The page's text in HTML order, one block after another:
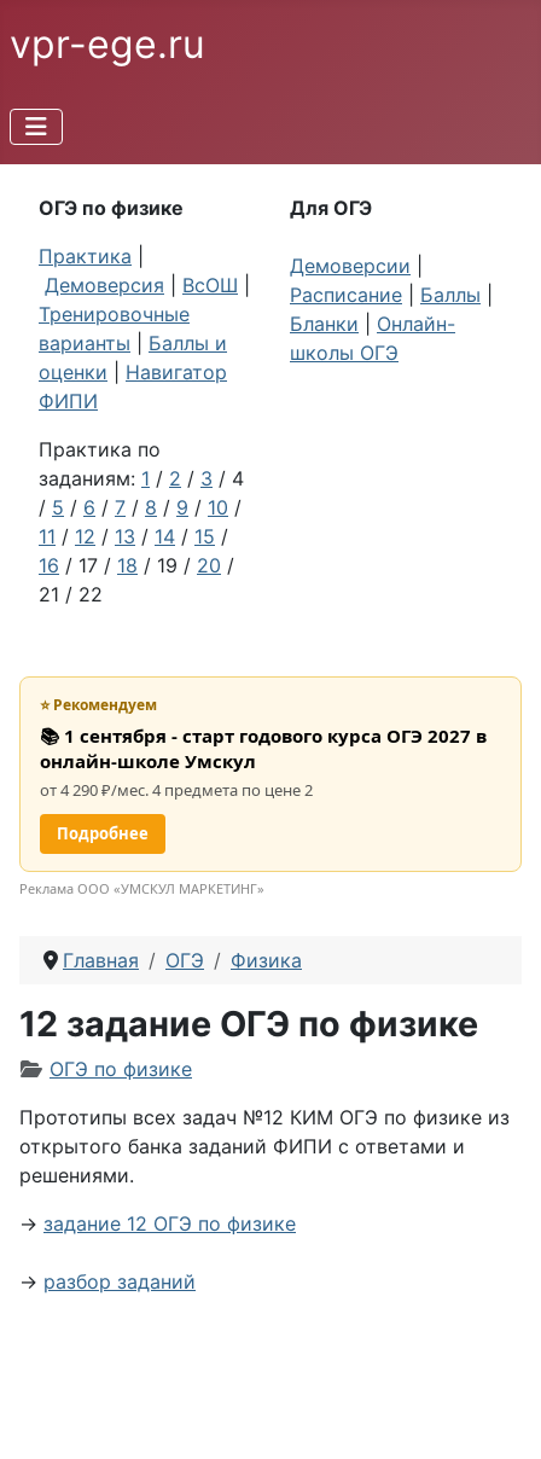
vpr-ege.ru
ОГЭ по физике
Практика
Демоверсия
ВсОШ
Тренировочные
варианты
Баллы и
оценки
Навигатор
ФИПИ
Практика по
заданиям: 1 / 2 / 3 / 4
/ 5 / 6 / 7 / 8 / 9 / 10 /
11 / 12 / 13 / 14 / 15 /
16 / 17 / 18 / 19 / 20 /
21 / 22
Для ОГЭ
Демоверсии
Расписание
Баллы
Бланки
Онлайн-
школы ОГЭ
⭐ Рекомендуем
📚 1 сентября - старт годового курса ОГЭ 2027 в
онлайн-школе Умскул
от 4 290 ₽/мес. 4 предмета по цене 2
Подробнее
Реклама ООО «УМСКУЛ МАРКЕТИНГ»
Главная ОГЭ Физика
12 задание ОГЭ по физике
Информация о материале
ОГЭ по физике
Прототипы всех задач №12 КИМ ОГЭ по физике из
открытого банка заданий ФИПИ с ответами и
решениями.
→ задание 12 ОГЭ по физике
→ разбор заданий